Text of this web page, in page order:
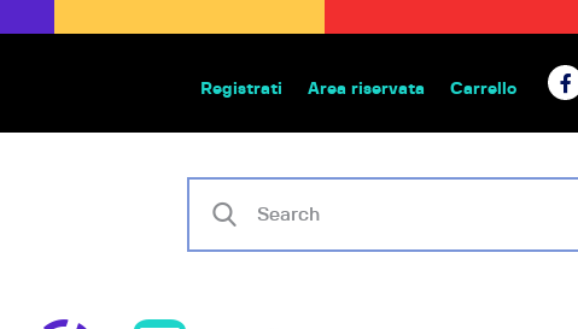
Registrati Area riservata Carrello
e scambio giochi da tavolo